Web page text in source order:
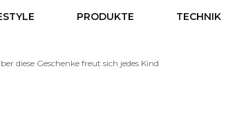
PRODUKTE TECHNIK
diese Geschenke freut sich jedes Kind